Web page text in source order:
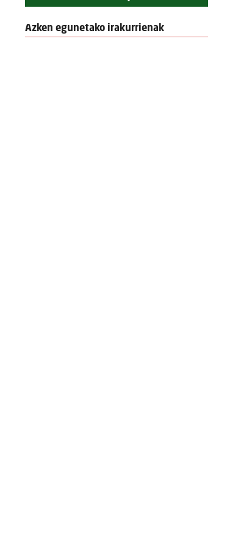
Azken egunetako irakurrienak